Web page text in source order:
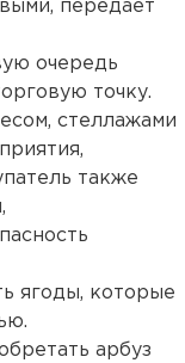
передает
очередь
точку.
стеллажами
также
ягоды, которые
арбуз